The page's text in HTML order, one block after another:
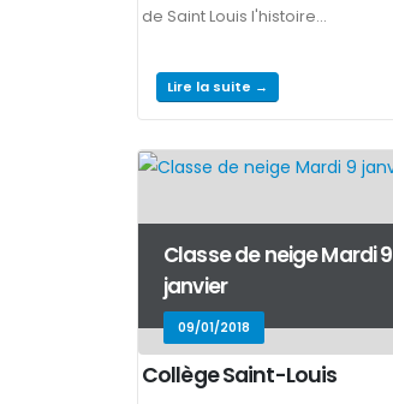
de Saint Louis l'histoire...
Lire la suite →
Classe de neige Mardi 9
janvier
09/01/2018
Collège Saint-Louis